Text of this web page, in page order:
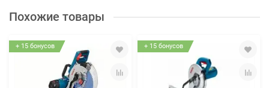
Похожие товары
+ 15 бонусов + 15 бонусов